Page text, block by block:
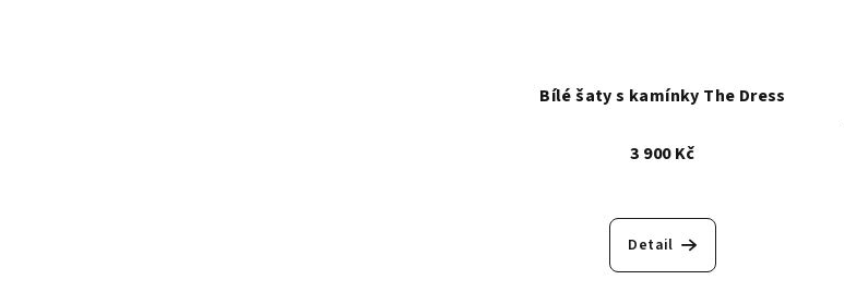
Bílé šaty s kamínky The Dress
3 900 Kč
Detail